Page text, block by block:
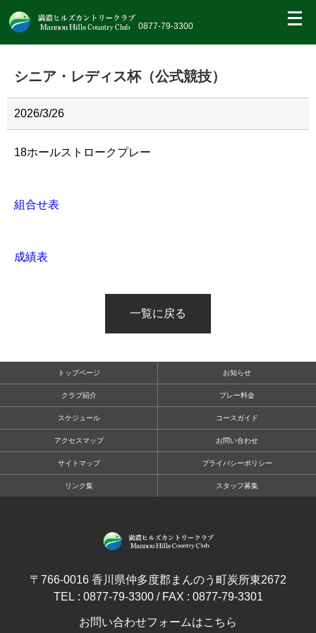
0877-79-3300
繝｡
繝
帝
シニア・レディス杯（公式競技）
2026/3/26
18ホールストロークプレー
組合せ表
成績表
一覧に戻る
トップページ お知らせ
クラブ紹介 プレー料金
スケジュール コースガイド
アクセスマップ お問い合わせ
サイトマップ プライバシーポリシー
リンク集 スタッフ募集
〒766-0016 香川県仲多度郡まんのう町炭所東2672
TEL : 0877-79-3300 / FAX : 0877-79-3301
お問い合わせフォームはこちら